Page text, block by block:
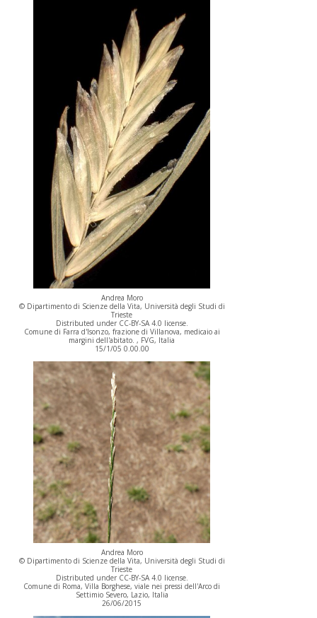
Andrea Moro
© Dipartimento di Scienze della Vita, Università degli Studi di
Trieste
Distributed under CC-BY-SA 4.0 license.
Comune di Farra d'Isonzo, frazione di Villanova, medicaio ai
margini dell'abitato. , FVG, Italia
15/1/05 0.00.00
Andrea Moro
© Dipartimento di Scienze della Vita, Università degli Studi di
Trieste
Distributed under CC-BY-SA 4.0 license.
Comune di Roma, Villa Borghese, viale nei pressi dell'Arco di
Settimio Severo, Lazio, Italia
26/06/2015